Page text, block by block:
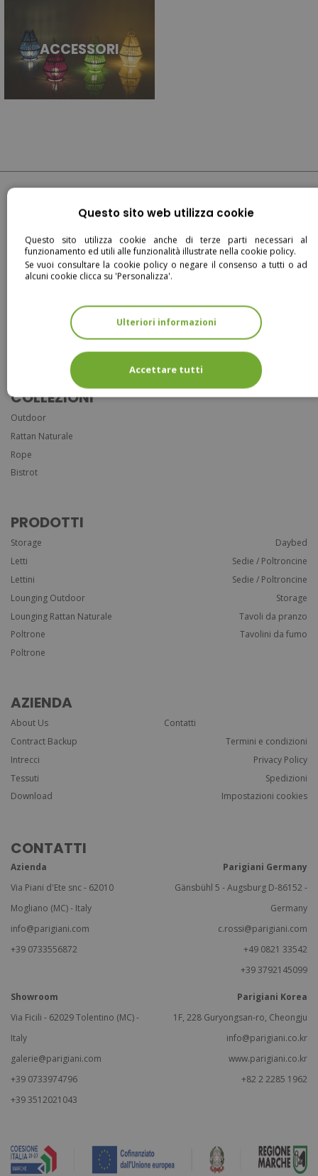
ACCESSORI
FOLLOW US:
COLLEZIONI
Outdoor
Rattan Naturale
Rope
Bistrot
PRODOTTI
Storage
Letti
Lettini
Lounging Outdoor
Lounging Rattan Naturale
Poltrone
Poltrone
Daybed
Sedie / Poltroncine
Sedie / Poltroncine
Storage
Tavoli da pranzo
Tavolini da fumo
AZIENDA
About Us
Contract Backup
Intrecci
Tessuti
Download
Contatti
Termini e condizioni
Privacy Policy
Spedizioni
Impostazioni cookies
CONTATTI
Azienda
Via Piani d'Ete snc - 62010
Mogliano (MC) - Italy
info@parigiani.com
+39 0733556872
Parigiani Germany
Gänsbühl 5 - Augsburg D-86152 -
Germany
c.rossi@parigiani.com
+49 0821 33542
+39 3792145099
Showroom
Via Ficili - 62029 Tolentino (MC) -
Italy
galerie@parigiani.com
+39 0733974796
+39 3512021043
Parigiani Korea
1F, 228 Guryongsan-ro, Cheongju
info@parigiani.co.kr
www.parigiani.co.kr
+82 2 2285 1962
Questo sito web utilizza cookie
Questo sito utilizza cookie anche di terze parti necessari al
funzionamento ed utili alle funzionalità illustrate nella cookie policy.
Se vuoi consultare la cookie policy o negare il consenso a tutti o ad
alcuni cookie clicca su 'Personalizza'.
Ulteriori informazioni
Accettare tutti